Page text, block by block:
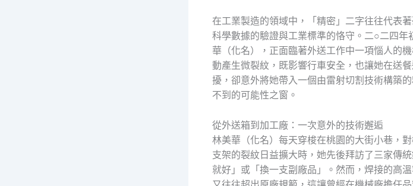
在工業製造的領域中，「精密」二字往往代表
科學數據的驗證與工業標準的恪守。二○二四
華（化名），正面臨著外送工作中一項惱人的
動產生微裂紋，既影響行車安全，也讓她在送
擾，卻意外將她帶入一個由雷射切割技術構築
不到的可能性之窗。
從外送箱到加工廠：一次意外的技術邂逅
林美華（化名）每天穿梭在桃園的大街小巷，
支架的裂紋日益擴大時，她先後拜訪了三家傳
就好」或「換一支副廠品」。然而，焊接的高